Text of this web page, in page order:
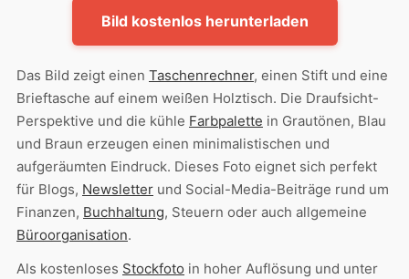
Bild kostenlos herunterladen
Das Bild zeigt einen Taschenrechner, einen Stift und eine
Brieftasche auf einem weißen Holztisch. Die Draufsicht-
Perspektive und die kühle Farbpalette in Grautönen, Blau
und Braun erzeugen einen minimalistischen und
aufgeräumten Eindruck. Dieses Foto eignet sich perfekt
für Blogs, Newsletter und Social-Media-Beiträge rund um
Finanzen, Buchhaltung, Steuern oder auch allgemeine
Büroorganisation.
Als kostenloses Stockfoto in hoher Auflösung und unter